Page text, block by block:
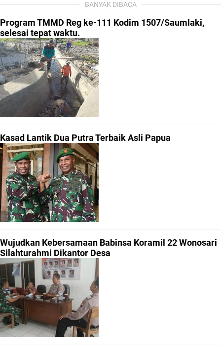
BANYAK DIBACA
Program TMMD Reg ke-111 Kodim 1507/Saumlaki,
selesai tepat waktu.
Kasad Lantik Dua Putra Terbaik Asli Papua
Wujudkan Kebersamaan Babinsa Koramil 22 Wonosari
Silahturahmi Dikantor Desa